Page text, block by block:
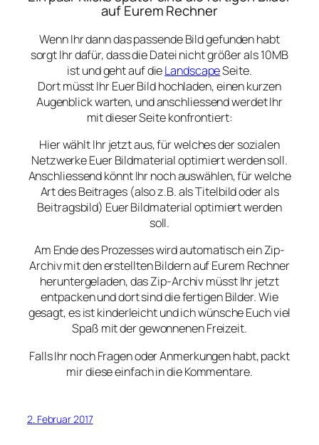
auf Eurem Rechner
Wenn Ihr dann das passende Bild gefunden habt
sorgt Ihr dafür, dass die Datei nicht größer als 10MB
ist und geht auf dieLandscapeSeite.
Dort müsst Ihr Euer Bild hochladen, einen kurzen
Augenblick warten, und anschliessend werdet Ihr
mit dieser Seite konfrontiert:
Hier wählt Ihr jetzt aus, für welches der sozialen
Netzwerke Euer Bildmaterial optimiert werden soll.
Anschliessend könnt Ihr noch auswählen, für welche
Art des Beitrages (also z.B. als Titelbild oder als
Beitragsbild) Euer Bildmaterial optimiert werden
soll.
Am Ende des Prozesses wird automatisch ein Zip-
Archiv mit den erstellten Bildern auf Eurem Rechner
heruntergeladen, das Zip-Archiv müsst Ihr jetzt
entpacken und dort sind die fertigen Bilder. Wie
gesagt, es ist kinderleicht und ich wünsche Euch viel
Spaß mit der gewonnenen Freizeit.
Falls Ihr noch Fragen oder Anmerkungen habt, packt
mir diese einfach in die Kommentare.
2. Februar 2017